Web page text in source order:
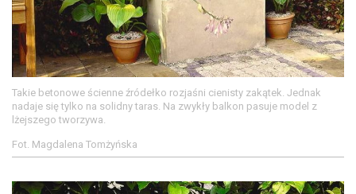
Takie betonowe ścienne źródełko rozjaśni cienisty zakątek. Jednak
nadaje się tylko na solidny taras. Na zwykły balkon pasuje model z
lżejszego tworzywa.
Fot. Magdalena Tomżyńska